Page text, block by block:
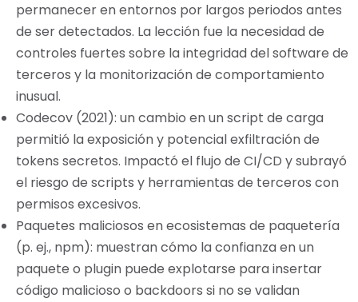
permanecer en entornos por largos periodos antes
de ser detectados. La lección fue la necesidad de
controles fuertes sobre la integridad del software de
terceros y la monitorización de comportamiento
inusual.
Codecov (2021): un cambio en un script de carga
permitió la exposición y potencial exfiltración de
tokens secretos. Impactó el flujo de CI/CD y subrayó
el riesgo de scripts y herramientas de terceros con
permisos excesivos.
Paquetes maliciosos en ecosistemas de paquetería
(p. ej., npm): muestran cómo la confianza en un
paquete o plugin puede explotarse para insertar
código malicioso o backdoors si no se validan